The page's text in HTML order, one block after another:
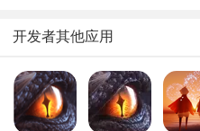
2025
开发者其他应用